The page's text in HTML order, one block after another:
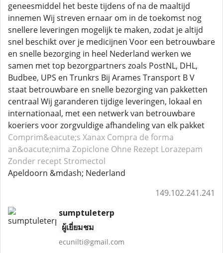
geneesmiddel het beste tijdens of na de maaltijd
innemen Wij streven ernaar om in de toekomst nog
snellere leveringen mogelijk te maken, zodat je altijd
snel beschikt over je medicijnen Voor een betrouwbare
en snelle bezorging in heel Nederland werken we
samen met top bezorgpartners zoals PostNL, DHL,
Budbee, UPS en Trunkrs Bij Arames Transport B V
staat betrouwbare en snelle bezorging van pakketten
centraal Wij garanderen tijdige leveringen, lokaal en
internationaal, met een netwerk van betrouwbare
koeriers voor zorgvuldige afhandeling van elk pakket
Comprim&eacute;s Xanax Compra de forma
an&oacute;nima Zopiclone Ohne Rezept Lorazepam
Zonder recept Stromectol
Apeldoorn &mdash; Nederland
149.102.241.241
sumptuleterp
ผู้เยี่ยมชม
ecunilti@gmail.com